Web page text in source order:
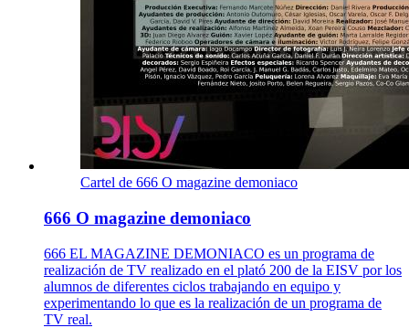
Cartel de 666 O magazine demoniaco
666 O magazine demoniaco
666 EL MAGAZINE DEMONIACO es un programa de
realización de TV realizado en el plató 200 de la EISV por los
alumnos de diferentes ciclos trabajando en equipo y
experimentando lo que es la realización de un programa de
TV real.